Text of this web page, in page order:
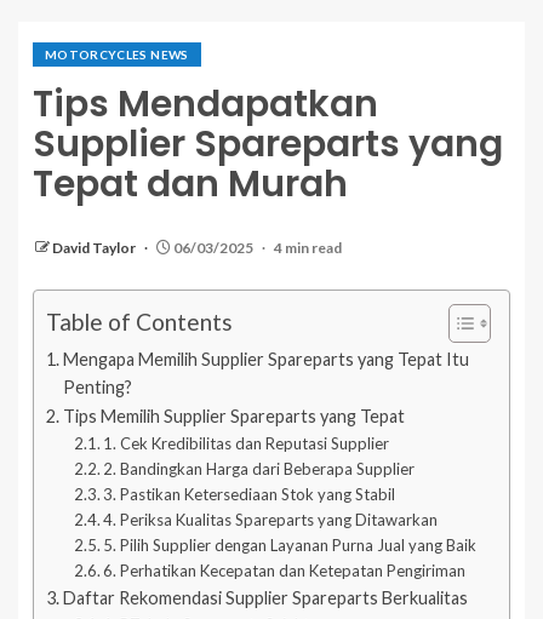
MOTORCYCLES NEWS
Tips Mendapatkan
Supplier Spareparts yang
Tepat dan Murah
David Taylor 06/03/2025 4 min read
Table of Contents
Mengapa Memilih Supplier Spareparts yang Tepat Itu
Penting?
Tips Memilih Supplier Spareparts yang Tepat
1. Cek Kredibilitas dan Reputasi Supplier
2. Bandingkan Harga dari Beberapa Supplier
3. Pastikan Ketersediaan Stok yang Stabil
4. Periksa Kualitas Spareparts yang Ditawarkan
5. Pilih Supplier dengan Layanan Purna Jual yang Baik
6. Perhatikan Kecepatan dan Ketepatan Pengiriman
Daftar Rekomendasi Supplier Spareparts Berkualitas